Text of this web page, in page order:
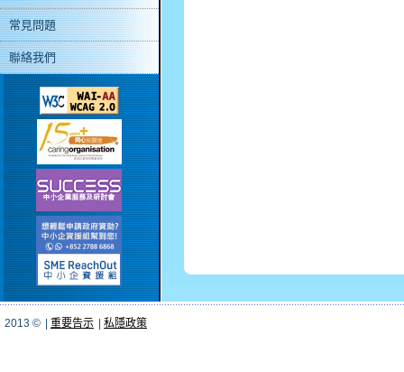
常見問題
聯絡我們
2013 © 重要告示 私隱政策